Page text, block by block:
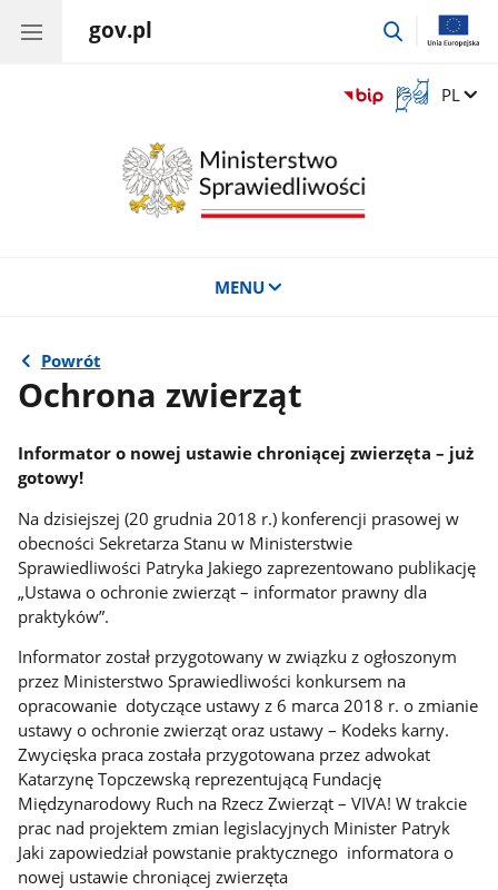
gov.pl
przejdź
Otwórz
okno
Zmień
PL
MENU
Powrót
Ochrona zwierząt
Informator o nowej ustawie chroniącej zwierzęta – już
gotowy!
Na dzisiejszej (20 grudnia 2018 r.) konferencji prasowej w
obecności Sekretarza Stanu w Ministerstwie
Sprawiedliwości Patryka Jakiego zaprezentowano publikację
„Ustawa o ochronie zwierząt – informator prawny dla
praktyków”.
Informator został przygotowany w związku z ogłoszonym
przez Ministerstwo Sprawiedliwości konkursem na
opracowanie dotyczące ustawy z 6 marca 2018 r. o zmianie
ustawy o ochronie zwierząt oraz ustawy – Kodeks karny.
Zwycięska praca została przygotowana przez adwokat
Katarzynę Topczewską reprezentującą Fundację
Międzynarodowy Ruch na Rzecz Zwierząt – VIVA! W trakcie
prac nad projektem zmian legislacyjnych Minister Patryk
Jaki zapowiedział powstanie praktycznego informatora o
nowej ustawie chroniącej zwierzęta